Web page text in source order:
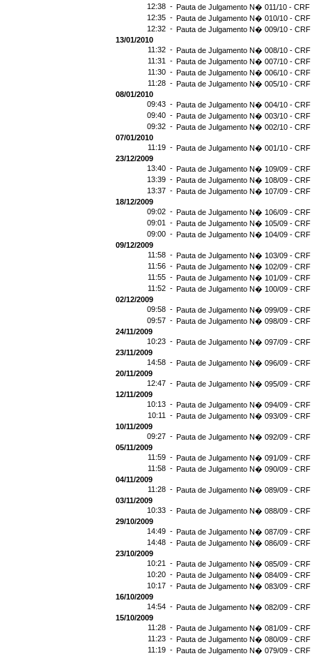
12:38 - Pauta de Julgamento N� 011/10 - CRF
12:35 - Pauta de Julgamento N� 010/10 - CRF
12:32 - Pauta de Julgamento N� 009/10 - CRF
13/01/2010
11:32 - Pauta de Julgamento N� 008/10 - CRF
11:31 - Pauta de Julgamento N� 007/10 - CRF
11:30 - Pauta de Julgamento N� 006/10 - CRF
11:28 - Pauta de Julgamento N� 005/10 - CRF
08/01/2010
09:43 - Pauta de Julgamento N� 004/10 - CRF
09:40 - Pauta de Julgamento N� 003/10 - CRF
09:32 - Pauta de Julgamento N� 002/10 - CRF
07/01/2010
11:19 - Pauta de Julgamento N� 001/10 - CRF
23/12/2009
13:40 - Pauta de Julgamento N� 109/09 - CRF
13:39 - Pauta de Julgamento N� 108/09 - CRF
13:37 - Pauta de Julgamento N� 107/09 - CRF
18/12/2009
09:02 - Pauta de Julgamento N� 106/09 - CRF
09:01 - Pauta de Julgamento N� 105/09 - CRF
09:00 - Pauta de Julgamento N� 104/09 - CRF
09/12/2009
11:58 - Pauta de Julgamento N� 103/09 - CRF
11:56 - Pauta de Julgamento N� 102/09 - CRF
11:55 - Pauta de Julgamento N� 101/09 - CRF
11:52 - Pauta de Julgamento N� 100/09 - CRF
02/12/2009
09:58 - Pauta de Julgamento N� 099/09 - CRF
09:57 - Pauta de Julgamento N� 098/09 - CRF
24/11/2009
10:23 - Pauta de Julgamento N� 097/09 - CRF
23/11/2009
14:58 - Pauta de Julgamento N� 096/09 - CRF
20/11/2009
12:47 - Pauta de Julgamento N� 095/09 - CRF
12/11/2009
10:13 - Pauta de Julgamento N� 094/09 - CRF
10:11 - Pauta de Julgamento N� 093/09 - CRF
10/11/2009
09:27 - Pauta de Julgamento N� 092/09 - CRF
05/11/2009
11:59 - Pauta de Julgamento N� 091/09 - CRF
11:58 - Pauta de Julgamento N� 090/09 - CRF
04/11/2009
11:28 - Pauta de Julgamento N� 089/09 - CRF
03/11/2009
10:33 - Pauta de Julgamento N� 088/09 - CRF
29/10/2009
14:49 - Pauta de Julgamento N� 087/09 - CRF
14:48 - Pauta de Julgamento N� 086/09 - CRF
23/10/2009
10:21 - Pauta de Julgamento N� 085/09 - CRF
10:20 - Pauta de Julgamento N� 084/09 - CRF
10:17 - Pauta de Julgamento N� 083/09 - CRF
16/10/2009
14:54 - Pauta de Julgamento N� 082/09 - CRF
15/10/2009
11:28 - Pauta de Julgamento N� 081/09 - CRF
11:23 - Pauta de Julgamento N� 080/09 - CRF
11:19 - Pauta de Julgamento N� 079/09 - CRF